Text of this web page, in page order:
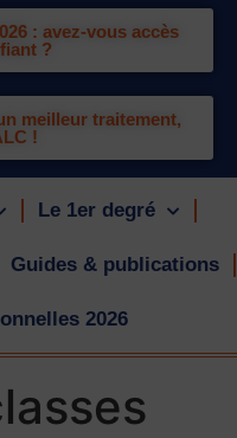
: avez-vous accès
?
meilleur traitement,
!
Le 1er degré
Guides & publications
2026